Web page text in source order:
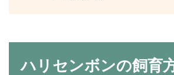
ハリセンボンの飼育